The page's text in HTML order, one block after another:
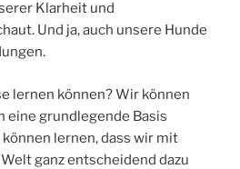
Klarheit und
Und ja, auch unsere Hunde
lernen können? Wir können
eine grundlegende Basis
lernen, dass wir mit
ganz entscheidend dazu